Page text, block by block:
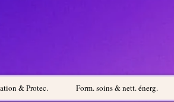
& Protec. Form. soins & nett. énerg.